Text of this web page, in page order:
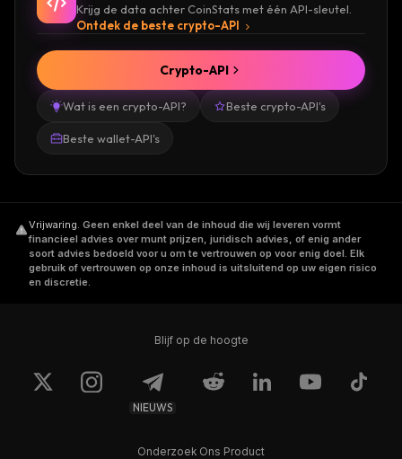
Krijg de data achter CoinStats met één API-sleutel.
Ontdek de beste crypto-API
Wat is een crypto-API? Beste crypto-API's
Beste wallet-API's
Crypto-API
Vrijwaring. Geen enkel deel van de inhoud die wij leveren vormt
financieel advies over munt prijzen, juridisch advies, of enig ander
soort advies bedoeld voor u om te vertrouwen op voor enig doel. Elk
gebruik of vertrouwen op onze inhoud is uitsluitend op uw eigen risico
en discretie.
Blijf op de hoogte
NIEUWS
Onderzoek Ons Product